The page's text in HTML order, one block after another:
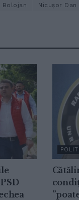
Bolojan Nicușor Dan